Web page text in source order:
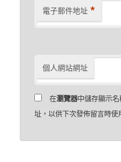
電子郵件地址 *
個人網站網址
在瀏覽器中儲存顯示
址，以供下次發佈留言時使